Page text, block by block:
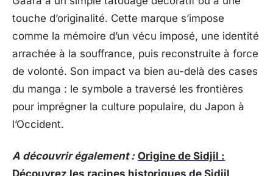
touche d’originalité. Cette marque s’impose
comme la mémoire d’un vécu imposé, une identité
arrachée à la souffrance, puis reconstruite à force
de volonté. Son impact va bien au-delà des cases
du manga : le symbole a traversé les frontières
pour imprégner la culture populaire, du Japon à
l’Occident.
A découvrir également : Origine de Sidjil :
Découvrez les racines historiques de Sidjil